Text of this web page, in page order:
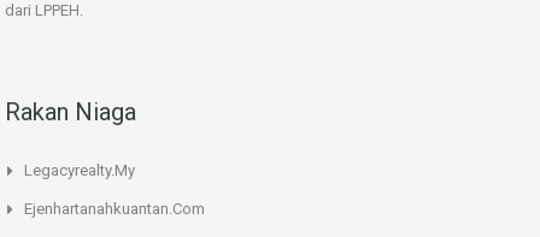
dari LPPEH.
Rakan Niaga
Legacyrealty.My
Ejenhartanahkuantan.Com